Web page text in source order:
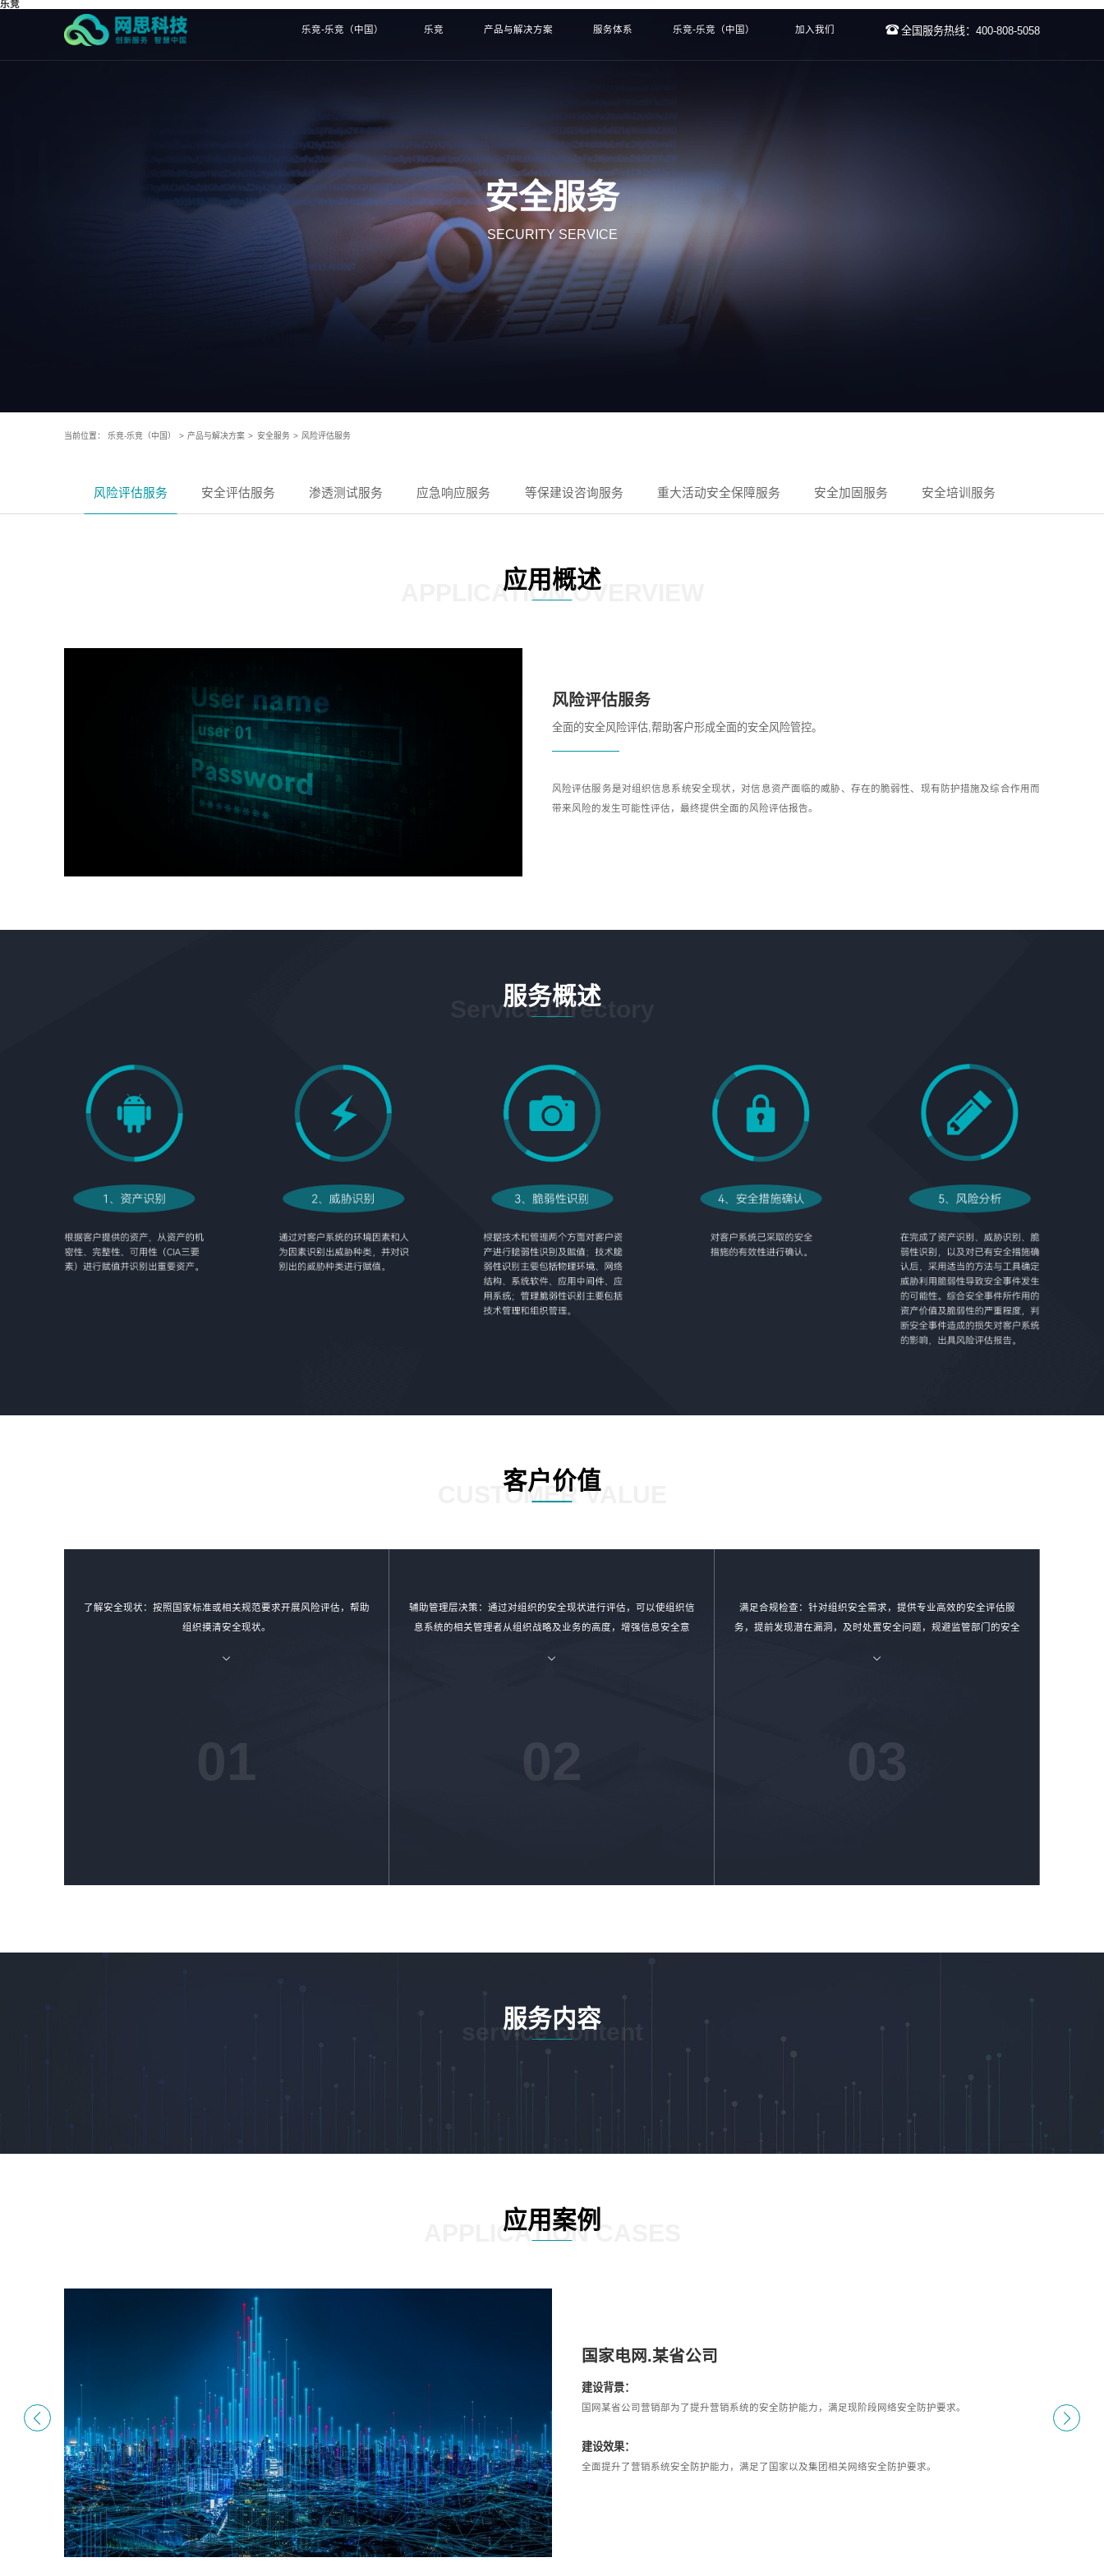
乐竞
乐竞-乐竞（中国） 乐竞 产品与解决方案 服务体系 乐竞-乐竞（中国） 加入我们 全国服务热线：400-808-5058
安全服务
SECURITY SERVICE
当前位置： 乐竞-乐竞（中国） > 产品与解决方案 > 安全服务 > 风险评估服务
风险评估服务 安全评估服务 渗透测试服务 应急响应服务 等保建设咨询服务 重大活动安全保障服务 安全加固服务 安全培训服务
应用概述
APPLICATION OVERVIEW
风险评估服务
全面的安全风险评估,帮助客户形成全面的安全风险管控。
风险评估服务是对组织信息系统安全现状，对信息资产面临的威胁、存在的脆弱性、现有防护措施及综合作用而
带来风险的发生可能性评估，最终提供全面的风险评估报告。
服务概述
Service Directory
客户价值
CUSTOMER VALUE
了解安全现状：按照国家标准或相关规范要求开展风险评估，帮助
组织摸清安全现状。
01
辅助管理层决策：通过对组织的安全现状进行评估，可以使组织信
息系统的相关管理者从组织战略及业务的高度，增强信息安全意
02
满足合规检查：针对组织安全需求，提供专业高效的安全评估服
务，提前发现潜在漏洞，及时处置安全问题，规避监管部门的安全
03
服务内容
service content
应用案例
APPLICATION CASES
国家电网.某省公司
建设背景：
国网某省公司营销部为了提升营销系统的安全防护能力，满足现阶段网络安全防护要求。
建设效果：
全面提升了营销系统安全防护能力，满足了国家以及集团相关网络安全防护要求。